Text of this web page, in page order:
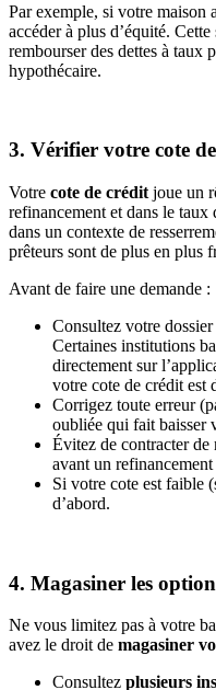
Par exemple, si votre maison
accéder à plus d’équité.
rembourser des dettes à taux
hypothécaire.
3. Vérifier votre cote
Votre cote de crédit joue un
refinancement et dans le
dans un contexte de
prêteurs sont de plus en plus
Avant de faire une demande :
Consultez votre dossier
Certaines institutions
directement sur
votre cote de crédit est
Corrigez toute erreur
oubliée qui fait baisser
Évitez de contracter de
avant un
Si votre cote est faible
d’abord.
4. Magasiner les
Ne vous limitez pas à votre
avez le droit de magasiner
Consultez plusieurs